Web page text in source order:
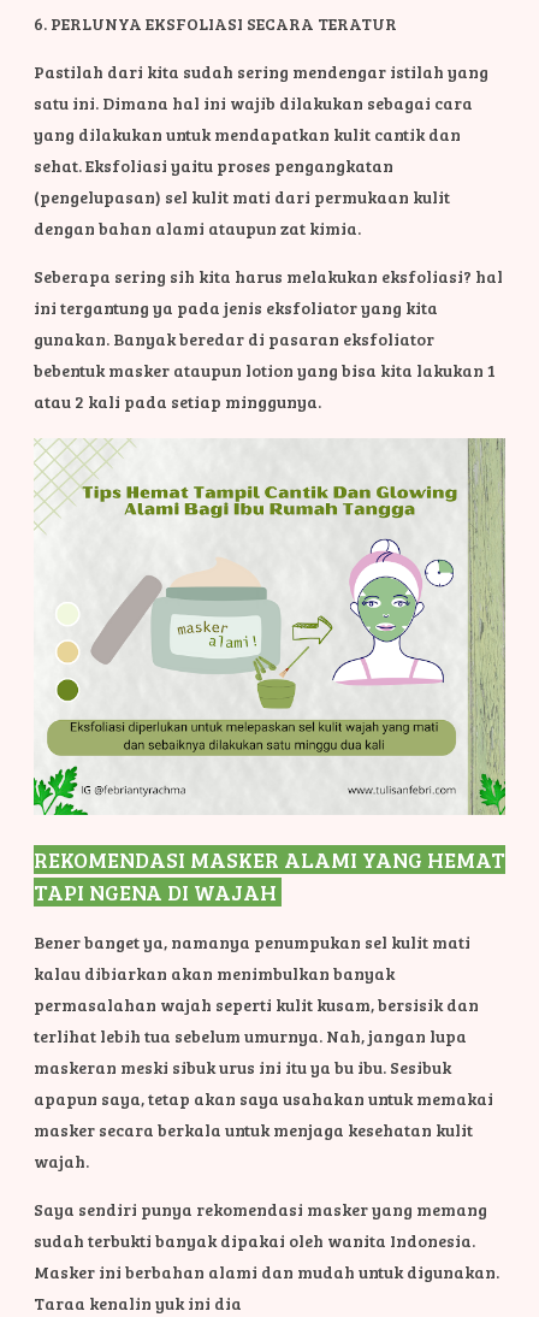
6. PERLUNYA EKSFOLIASI SECARA TERATUR
Pastilah dari kita sudah sering mendengar istilah yang
satu ini. Dimana hal ini wajib dilakukan sebagai cara
yang dilakukan untuk mendapatkan kulit cantik dan
sehat. Eksfoliasi yaitu proses pengangkatan
(pengelupasan) sel kulit mati dari permukaan kulit
dengan bahan alami ataupun zat kimia.
Seberapa sering sih kita harus melakukan eksfoliasi? hal
ini tergantung ya pada jenis eksfoliator yang kita
gunakan. Banyak beredar di pasaran eksfoliator
bebentuk masker ataupun lotion yang bisa kita lakukan 1
atau 2 kali pada setiap minggunya.
REKOMENDASI MASKER ALAMI YANG HEMAT
TAPI NGENA DI WAJAH
Bener banget ya, namanya penumpukan sel kulit mati
kalau dibiarkan akan menimbulkan banyak
permasalahan wajah seperti kulit kusam, bersisik dan
terlihat lebih tua sebelum umurnya. Nah, jangan lupa
maskeran meski sibuk urus ini itu ya bu ibu. Sesibuk
apapun saya, tetap akan saya usahakan untuk memakai
masker secara berkala untuk menjaga kesehatan kulit
wajah.
Saya sendiri punya rekomendasi masker yang memang
sudah terbukti banyak dipakai oleh wanita Indonesia.
Masker ini berbahan alami dan mudah untuk digunakan.
Taraa kenalin yuk ini dia